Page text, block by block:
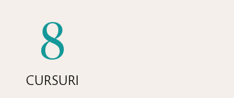
CURSURI
8